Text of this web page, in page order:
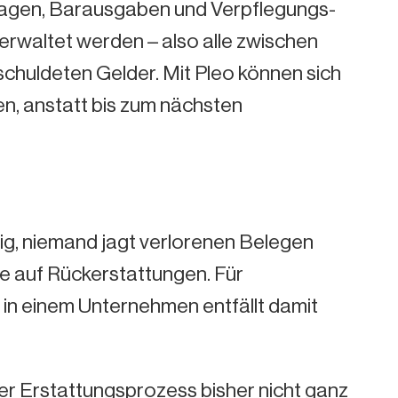
Barausgaben und Verpflegungs-
werden – also alle zwischen
Gelder. Mit Pleo können sich
anstatt bis zum nächsten
niemand jagt verlorenen Belegen
auf Rückerstattungen. Für
einem Unternehmen entfällt damit
Erstattungsprozess bisher nicht ganz